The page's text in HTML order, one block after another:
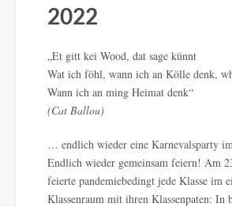
2022
„Et gitt kei Wood, dat sage künnt
Wat ich föhl, wann ich an Kölle denk,
Wann ich an ming Heimat denk“
(Cat Ballou)
… endlich wieder eine Karnevalsparty
Endlich wieder gemeinsam feiern! Am
feierte pandemiebedingt jede Klasse im
Klassenraum mit ihren Klassenpaten: In